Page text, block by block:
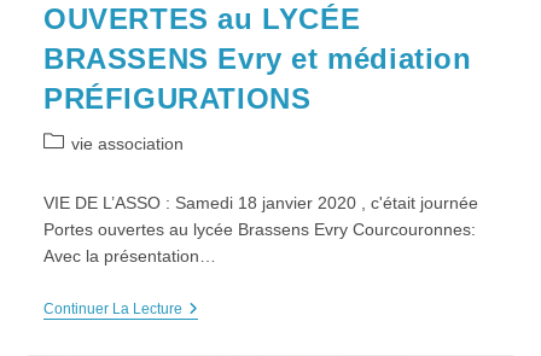
OUVERTES au LYCÉE
BRASSENS Evry et médiation
PRÉFIGURATIONS
Postvie association
VIE DE L’ASSO : Samedi 18 janvier 2020 , c'était journée
Portes ouvertes au lycée Brassens Evry Courcouronnes:
Avec la présentation…
Continuer La LectureVIE